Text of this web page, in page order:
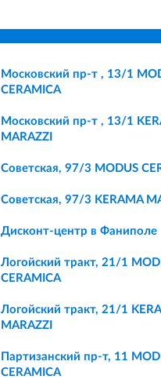
Московский пр-т , 13/1
CERAMICA
Московский пр-т , 13/1
MARAZZI
Советская, 97/3 MODUS
Советская, 97/3 KERAMA
Дисконт-центр в Фаниполе
Логойский тракт, 21/1
CERAMICA
Логойский тракт, 21/1
MARAZZI
Партизанский пр-т, 11
CERAMICA